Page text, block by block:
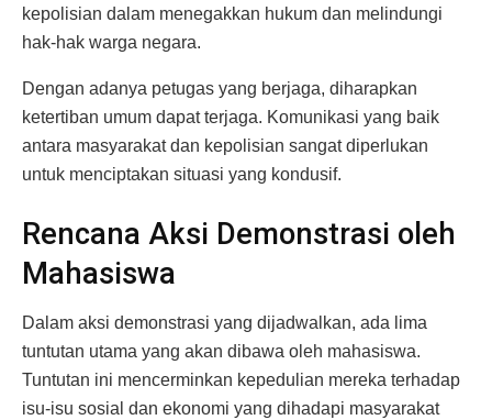
kepolisian dalam menegakkan hukum dan melindungi
hak-hak warga negara.
Dengan adanya petugas yang berjaga, diharapkan
ketertiban umum dapat terjaga. Komunikasi yang baik
antara masyarakat dan kepolisian sangat diperlukan
untuk menciptakan situasi yang kondusif.
Rencana Aksi Demonstrasi oleh
Mahasiswa
Dalam aksi demonstrasi yang dijadwalkan, ada lima
tuntutan utama yang akan dibawa oleh mahasiswa.
Tuntutan ini mencerminkan kepedulian mereka terhadap
isu-isu sosial dan ekonomi yang dihadapi masyarakat